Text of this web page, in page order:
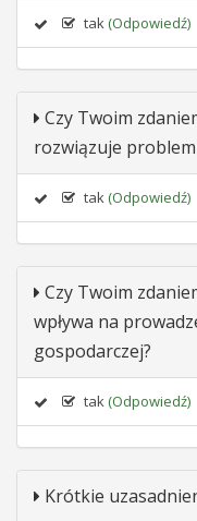
tak (Odpowiedź)
Czy Twoim
rozwiązuje
tak (Odpowiedź)
Czy Twoim
wpływa na
gospodarczej?
tak (Odpowiedź)
Krótkie